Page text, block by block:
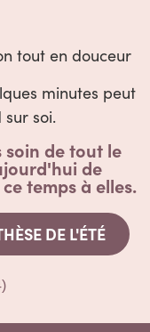
tout en douceur
minutes peut
soi.
soin de tout le
de
temps à elles.
DE L'ÉTÉ